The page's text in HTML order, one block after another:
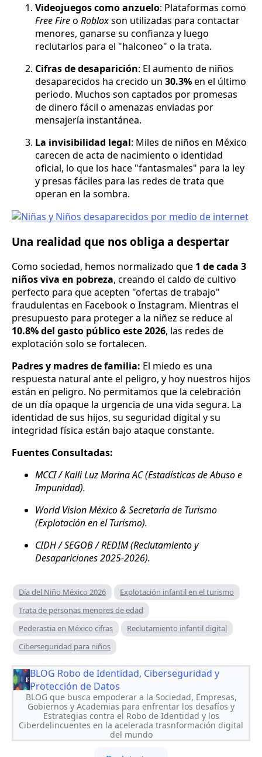
Videojuegos como anzuelo: Plataformas como
Free Fireo Robloxson utilizadas para contactar
menores, ganarse su confianza y luego
reclutarlos para el "halconeo" o la trata.
Cifras de desaparición: El aumento de niños
desaparecidos ha crecido un 30.3%en el último
periodo. Muchos son captados por promesas
de dinero fácil o amenazas enviadas por
mensajería instantánea.
La invisibilidad legal: Miles de niños en México
carecen de acta de nacimiento o identidad
oficial, lo que los hace "fantasmales" para la ley
y presas fáciles para las redes de trata que
operan en la sombra.
Una realidad que nos obliga a despertar
Como sociedad, hemos normalizado que 1 de cada 3
niños viva en pobreza, creando el caldo de cultivo
perfecto para que acepten "ofertas de trabajo"
fraudulentas en Facebook o Instagram. Mientras el
presupuesto para proteger a la niñez se reduce al
10.8% del gasto público este 2026, las redes de
explotación solo se fortalecen.
Padres y madres de familia: El miedo es una
respuesta natural ante el peligro, y hoy nuestros hijos
están en peligro. No permitamos que la celebración
de un día opaque la urgencia de una vida segura. La
identidad de sus hijos, su seguridad digital y su
integridad física están bajo ataque constante.
Fuentes Consultadas:
MCCI / Kalli Luz Marina AC (Estadísticas de Abuso e
Impunidad).
World Vision México & Secretaría de Turismo
(Explotación en el Turismo).
CIDH / SEGOB / REDIM (Reclutamiento y
Desapariciones 2025-2026).
Día del Niño México 2026
Explotación infantil en el turismo
Trata de personas menores de edad
Pederastia en México cifras
Reclutamiento infantil digital
Ciberseguridad para niños
BLOG Robo de Identidad, Ciberseguridad y
Protección de Datos
BLOG que busca empoderar a la Sociedad, Empresas,
Gobiernos y Academias para enfrentar los desafíos y
Estrategias contra el Robo de Identidad y los
Ciberdelincuentes en la acelerada trasnformación digital
del mundo